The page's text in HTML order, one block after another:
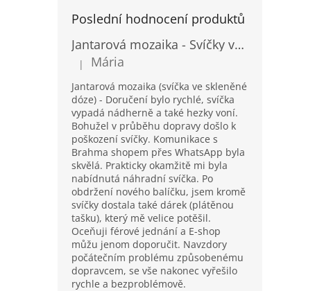
Poslední hodnocení produktů
Jantarová mozaika - Svíčky ve skleněných dózách - Vysoké
Hodnocení produktu je 5 z 5 hvězdiček.
| Mária
Jantarová mozaika (svíčka ve skleněné
dóze) - Doručení bylo rychlé, svíčka
vypadá nádherně a také hezky voní.
Bohužel v průběhu dopravy došlo k
poškození svíčky. Komunikace s
Brahma shopem přes WhatsApp byla
skvělá. Prakticky okamžitě mi byla
nabídnutá náhradní svíčka. Po
obdržení nového balíčku, jsem kromě
svíčky dostala také dárek (plátěnou
tašku), který mě velice potěšil.
Oceňuji férové jednání a E-shop
můžu jenom doporučit. Navzdory
počátečním problému způsobenému
dopravcem, se vše nakonec vyřešilo
rychle a bezproblémově.